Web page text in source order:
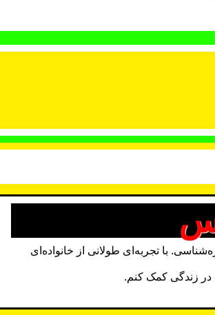
با تجربه‌ای طولانی از خانواده‌ای
در زندگی کمک کنم.